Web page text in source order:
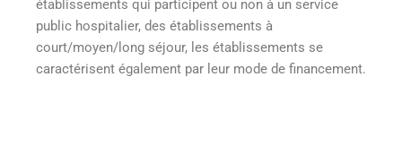
établissements qui participent ou non à un service
public hospitalier, des établissements à
court/moyen/long séjour, les établissements se
caractérisent également par leur mode de financement.